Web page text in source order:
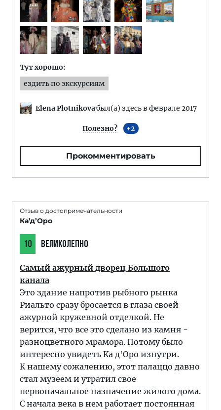
Тут хорошо:
ездить по экскурсиям
Elena Plotnikovaбыл(а) здесь в феврале 2017
Полезно? 2
Прокомментировать
Отзыв о достопримечательности
Ка’д’Оро
10 ВЕЛИКОЛЕПНО
Самый ажурный дворец Большого
канала
Это здание напротив рыбного рынка
Риальто сразу бросается в глаза своей
ажурной кружевной отделкой. Не
верится, что все это сделано из камня -
разноцветного мрамора. Потому было
интересно увидеть Ка д'Оро изнутри.
К нашему сожалению, этот палаццо давно
стал музеем и утратил свое
первоначальное назначение жилого дома.
С начала века в нем работает постоянная